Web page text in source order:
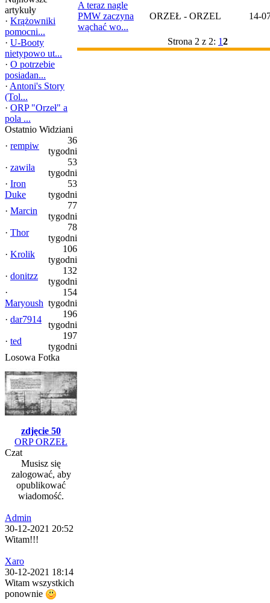
artykuły
· Krążowniki
pomocni...
· U-Booty
nietypowo ut...
· O potrzebie
posiadan...
· Antoni's Story
(Tol...
· ORP "Orzeł" a
pola ...
Ostatnio Widziani
· rempiw
36
tygodni
· zawila
53
tygodni
· Iron
Duke
53
tygodni
· Marcin
77
tygodni
· Thor
78
tygodni
· Krolik
106
tygodni
· donitzz
132
tygodni
·
Maryoush
154
tygodni
· dar7914
196
tygodni
· ted
197
tygodni
Losowa Fotka
zdjęcie 50
ORP ORZEŁ
Czat
Musisz się
zalogować, aby
opublikować
wiadomość.
Admin
30-12-2021 20:52
Witam!!!
Xaro
30-12-2021 18:14
Witam wszystkich
ponownie
A teraz nagle
PMW zaczyna
wąchać wo...
ORZEŁ - ORZEL 14-
Strona 2 z 2: 12